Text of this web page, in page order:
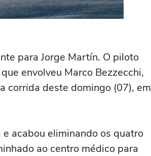
para Jorge Martín. O piloto
envolveu Marco Bezzecchi,
corrida deste domingo (07), em
acabou eliminando os quatro
ao centro médico para